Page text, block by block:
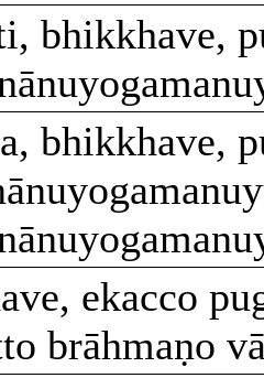
bhikkhave,
bhikkhave,
ekacco
brāhmaṇo